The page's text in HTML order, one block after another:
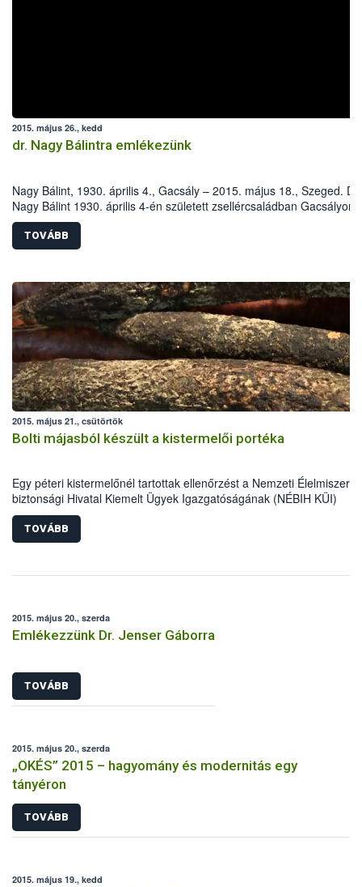
2015. május 26., kedd
dr. Nagy Bálintra emlékezünk
Nagy Bálint, 1930. április 4., Gacsály – 2015. május 18., Szeged. Dr.
Nagy Bálint 1930. április 4-én született zsellércsaládban Gacsályon.
Iskoláit szülőfalujában, majd az Eszterházy Kertészeti
később a harkovi (Szovjetunió) Dokucsájev Mezőgazdasági
Növényvédelmi Fakultásán végezte.
TOVÁBB
2015. május 21., csütörtök
Bolti májasból készült a kistermelői portéka
Egy péteri kistermelőnél tartottak ellenőrzést a Nemzeti
biztonsági Hivatal Kiemelt Ügyek Igazgatóságának (NÉBIH KÜI)
szakemberei április közepén. A helyszínen tapasztalt számos
szabálytalanság miatt mintegy 5700 kg alapanyag, félkész- és
késztermék forgalomból történő kivonását és megsemmisítését
TOVÁBB
2015. május 20., szerda
Emlékezzünk Dr. Jenser Gáborra
TOVÁBB
2015. május 20., szerda
„OKÉS” 2015 – hagyomány és modernitás egy
tányéron
TOVÁBB
2015. május 19., kedd